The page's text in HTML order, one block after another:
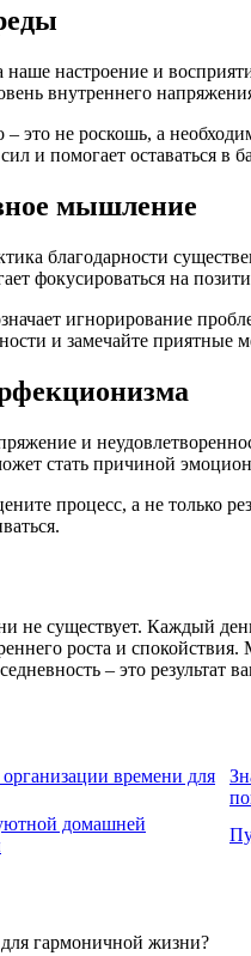
настроение и
внутреннего
это не роскошь, а
и помогает оставаться в
мышление
благодарности
фокусироваться на
игнорирование
и замечайте приятные
и
стать причиной
процесс, а не только
существует. Каждый
роста и
– это
времени для
домашней
гармоничной жизни?